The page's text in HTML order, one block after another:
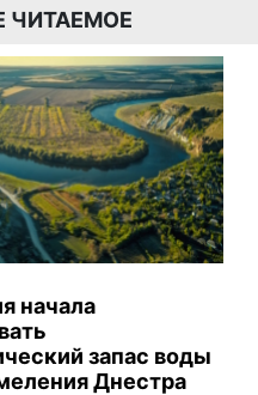
ЧИТАЕМОЕ
начала
запас воды
Днестра